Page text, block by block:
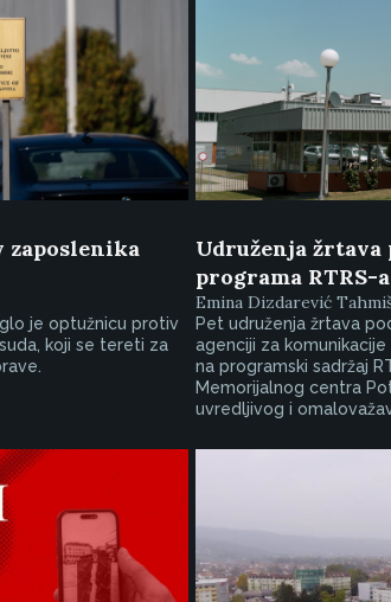
zaposlenika
je optužnicu protiv
koji se tereti za
Udruženja
programa
Emina Dizdarević
Pet udruženja žrtava
agenciji za
na programski sadržaj
Memorijalnog centra
uvredljivog i